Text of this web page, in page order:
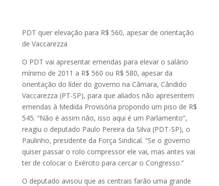
PDT quer elevação para R$ 560, apesar de orientação
de Vaccarezza
O PDT vai apresentar emendas para elevar o salário
mínimo de 2011 a R$ 560 ou R$ 580, apesar da
orientação do líder do governo na Câmara, Cândido
Vaccarezza (PT-SP), para que aliados não apresentem
emendas à Medida Provisória propondo um piso de R$
545. “Não é assim não, isso aqui é um Parlamento”,
reagiu o deputado Paulo Pereira da Silva (PDT-SP), o
Paulinho, presidente da Força Sindical. “Se o governo
quiser passar o rolo compressor ele vai, mas antes vai
ter de colocar o Exército para cercar o Congresso.”
O deputado avisou que as centrais farão uma grande